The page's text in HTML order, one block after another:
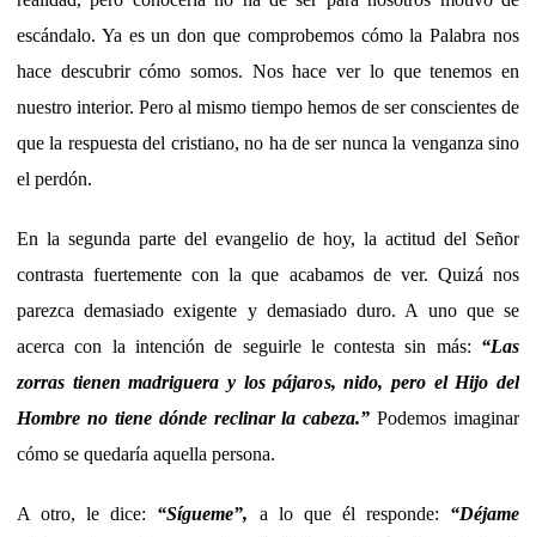
escándalo. Ya es un don que comprobemos cómo la Palabra nos
hace descubrir cómo somos. Nos hace ver lo que tenemos en
nuestro interior. Pero al mismo tiempo hemos de ser conscientes de
que la respuesta del cristiano, no ha de ser nunca la venganza sino
el perdón.
En la segunda parte del evangelio de hoy, la actitud del Señor
contrasta fuertemente con la que acabamos de ver. Quizá nos
parezca demasiado exigente y demasiado duro. A uno que se
acerca con la intención de seguirle le contesta sin más: “Las
zorras tienen madriguera y los pájaros, nido, pero el Hijo del
Hombre no tiene dónde reclinar la cabeza.”Podemos imaginar
cómo se quedaría aquella persona.
A otro, le dice: “Sígueme”, a lo que él responde: “Déjame